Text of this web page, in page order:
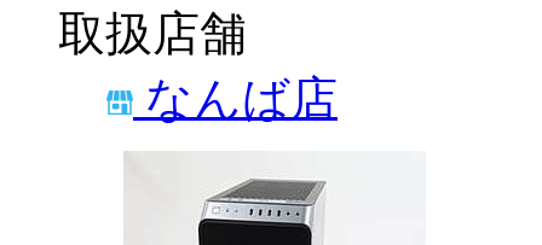
取扱店舗
なんば店